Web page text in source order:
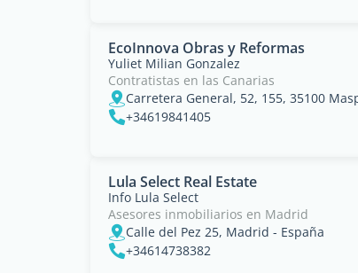
EcoInnova Obras y Reformas
Yuliet Milian Gonzalez
Contratistas en las Canarias
+34619841405
Lula Select Real Estate
Info Lula Select
Asesores inmobiliarios en Madrid
Calle del Pez 25, Madrid - España
+34614738382